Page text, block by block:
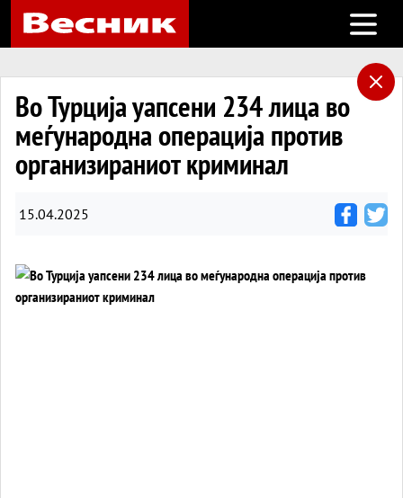
Open
Во Турција уапсени 234 лица во
меѓународна операција против
организираниот криминал
15.04.2025